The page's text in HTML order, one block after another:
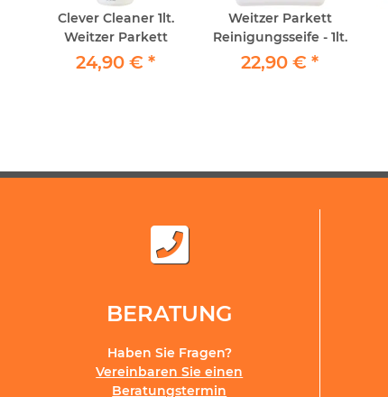
Clever Cleaner 1lt.
Weitzer Parkett
24,90 € *
Weitzer Parkett
Reinigungsseife - 1lt.
22,90 € *
BERATUNG
Haben Sie Fragen?
Vereinbaren Sie einen
Beratungstermin